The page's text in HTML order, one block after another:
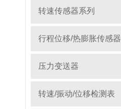
转速传感器系列
行程位移/热膨胀传感器
压力变送器
转速/振动/位移检测表